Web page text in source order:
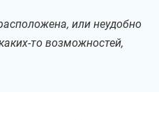
или неудобно
то возможностей,